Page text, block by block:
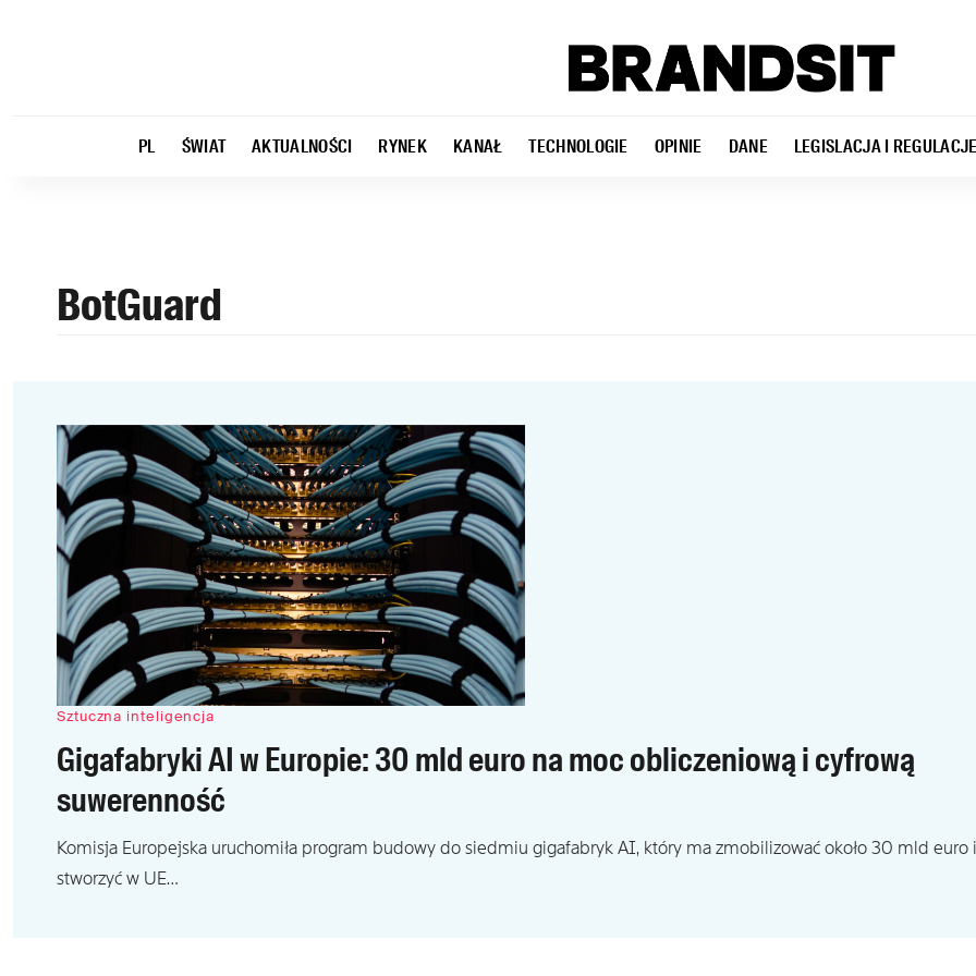
PL ŚWIAT AKTUALNOŚCI RYNEK KANAŁ TECHNOLOGIE OPINIE DANE LEGISLACJA I
BotGuard
Sztuczna inteligencja
Gigafabryki AI w Europie: 30 mld euro na moc obliczeniową i cyfrową
suwerenność
Komisja Europejska uruchomiła program budowy do siedmiu gigafabryk AI, który ma zmobilizować około 30 mld euro i
stworzyć w UE…